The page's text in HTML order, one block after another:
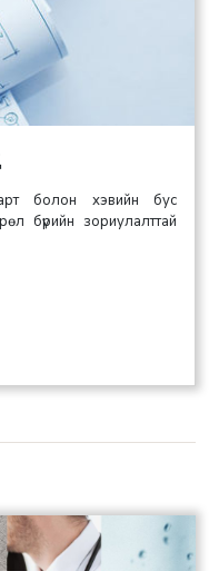
болон хэвийн бус
бүрийн зориулалттай